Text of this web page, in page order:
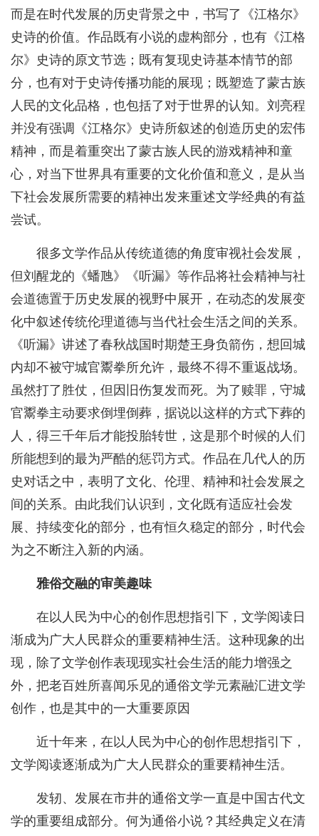
而是在时代发展的历史背景之中，书写了《江格尔》
史诗的价值。作品既有小说的虚构部分，也有《江格
尔》史诗的原文节选；既有复现史诗基本情节的部
分，也有对于史诗传播功能的展现；既塑造了蒙古族
人民的文化品格，也包括了对于世界的认知。刘亮程
并没有强调《江格尔》史诗所叙述的创造历史的宏伟
精神，而是着重突出了蒙古族人民的游戏精神和童
心，对当下世界具有重要的文化价值和意义，是从当
下社会发展所需要的精神出发来重述文学经典的有益
尝试。
很多文学作品从传统道德的角度审视社会发展，
但刘醒龙的《蟠虺》《听漏》等作品将社会精神与社
会道德置于历史发展的视野中展开，在动态的发展变
化中叙述传统伦理道德与当代社会生活之间的关系。
《听漏》讲述了春秋战国时期楚王身负箭伤，想回城
内却不被守城官鬻拳所允许，最终不得不重返战场。
虽然打了胜仗，但因旧伤复发而死。为了赎罪，守城
官鬻拳主动要求倒埋倒葬，据说以这样的方式下葬的
人，得三千年后才能投胎转世，这是那个时候的人们
所能想到的最为严酷的惩罚方式。作品在几代人的历
史对话之中，表明了文化、伦理、精神和社会发展之
间的关系。由此我们认识到，文化既有适应社会发
展、持续变化的部分，也有恒久稳定的部分，时代会
为之不断注入新的内涵。
雅俗交融的审美趣味
在以人民为中心的创作思想指引下，文学阅读日
渐成为广大人民群众的重要精神生活。这种现象的出
现，除了文学创作表现现实社会生活的能力增强之
外，把老百姓所喜闻乐见的通俗文学元素融汇进文学
创作，也是其中的一大重要原因
近十年来，在以人民为中心的创作思想指引下，
文学阅读逐渐成为广大人民群众的重要精神生活。
发轫、发展在市井的通俗文学一直是中国古代文
学的重要组成部分。何为通俗小说？其经典定义在清